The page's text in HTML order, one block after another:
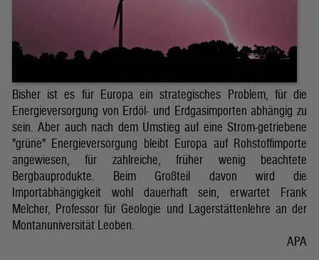
Bisher ist es für Europa ein strategisches Problem, für die
Energieversorgung von Erdöl- und Erdgasimporten abhängig zu
sein. Aber auch nach dem Umstieg auf eine Strom-getriebene
"grüne" Energieversorgung bleibt Europa auf Rohstoffimporte
angewiesen, für zahlreiche, früher wenig beachtete
Bergbauprodukte. Beim Großteil davon wird die
Importabhängigkeit wohl dauerhaft sein, erwartet Frank
Melcher, Professor für Geologie und Lagerstättenlehre an der
Montanuniversität Leoben.
APA